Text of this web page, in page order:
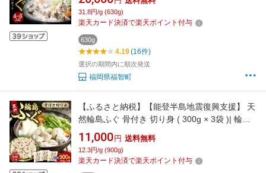
用 人気 福智 送料無料
31.8円/g (630g)
楽天カード決済で楽天ポイント付与
630g
4.19(16件)
選択の期間内に順次発送
福岡県福智町
【ふるさと納税】【能登半島地震復興支援】 天
然輪島ふぐ 骨付き 切り身 ( 300g × 3袋 )| 輪島
ふぐ ふぐ 河豚 ふぐ鍋 ふぐちり ふぐの煮付け
ふぐの唐揚げ 小分け 便利 簡単 冷凍 急速冷凍
魚介類 魚介 海鮮 海の幸 人気 おすすめ 送料無
11,000円 送料無料
12.3円/g (900g)
楽天カード決済で楽天ポイント付与